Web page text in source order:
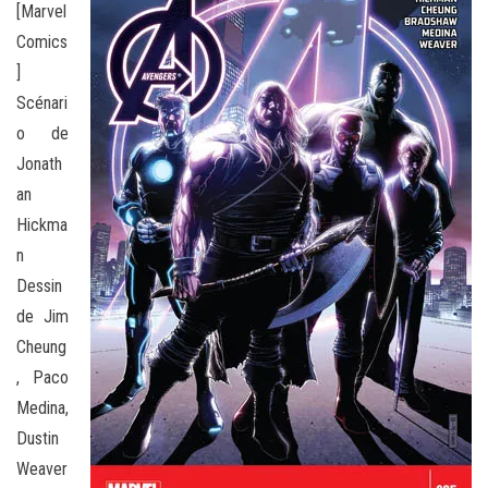
[Marvel
Comics
]
Scénari
o de
Jonath
an
Hickma
n
Dessin
de Jim
Cheung
, Paco
Medina,
Dustin
Weaver